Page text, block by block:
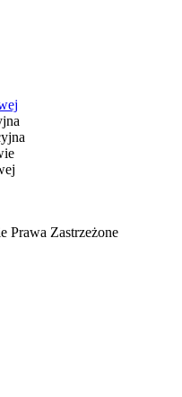
Prawa Zastrzeżone